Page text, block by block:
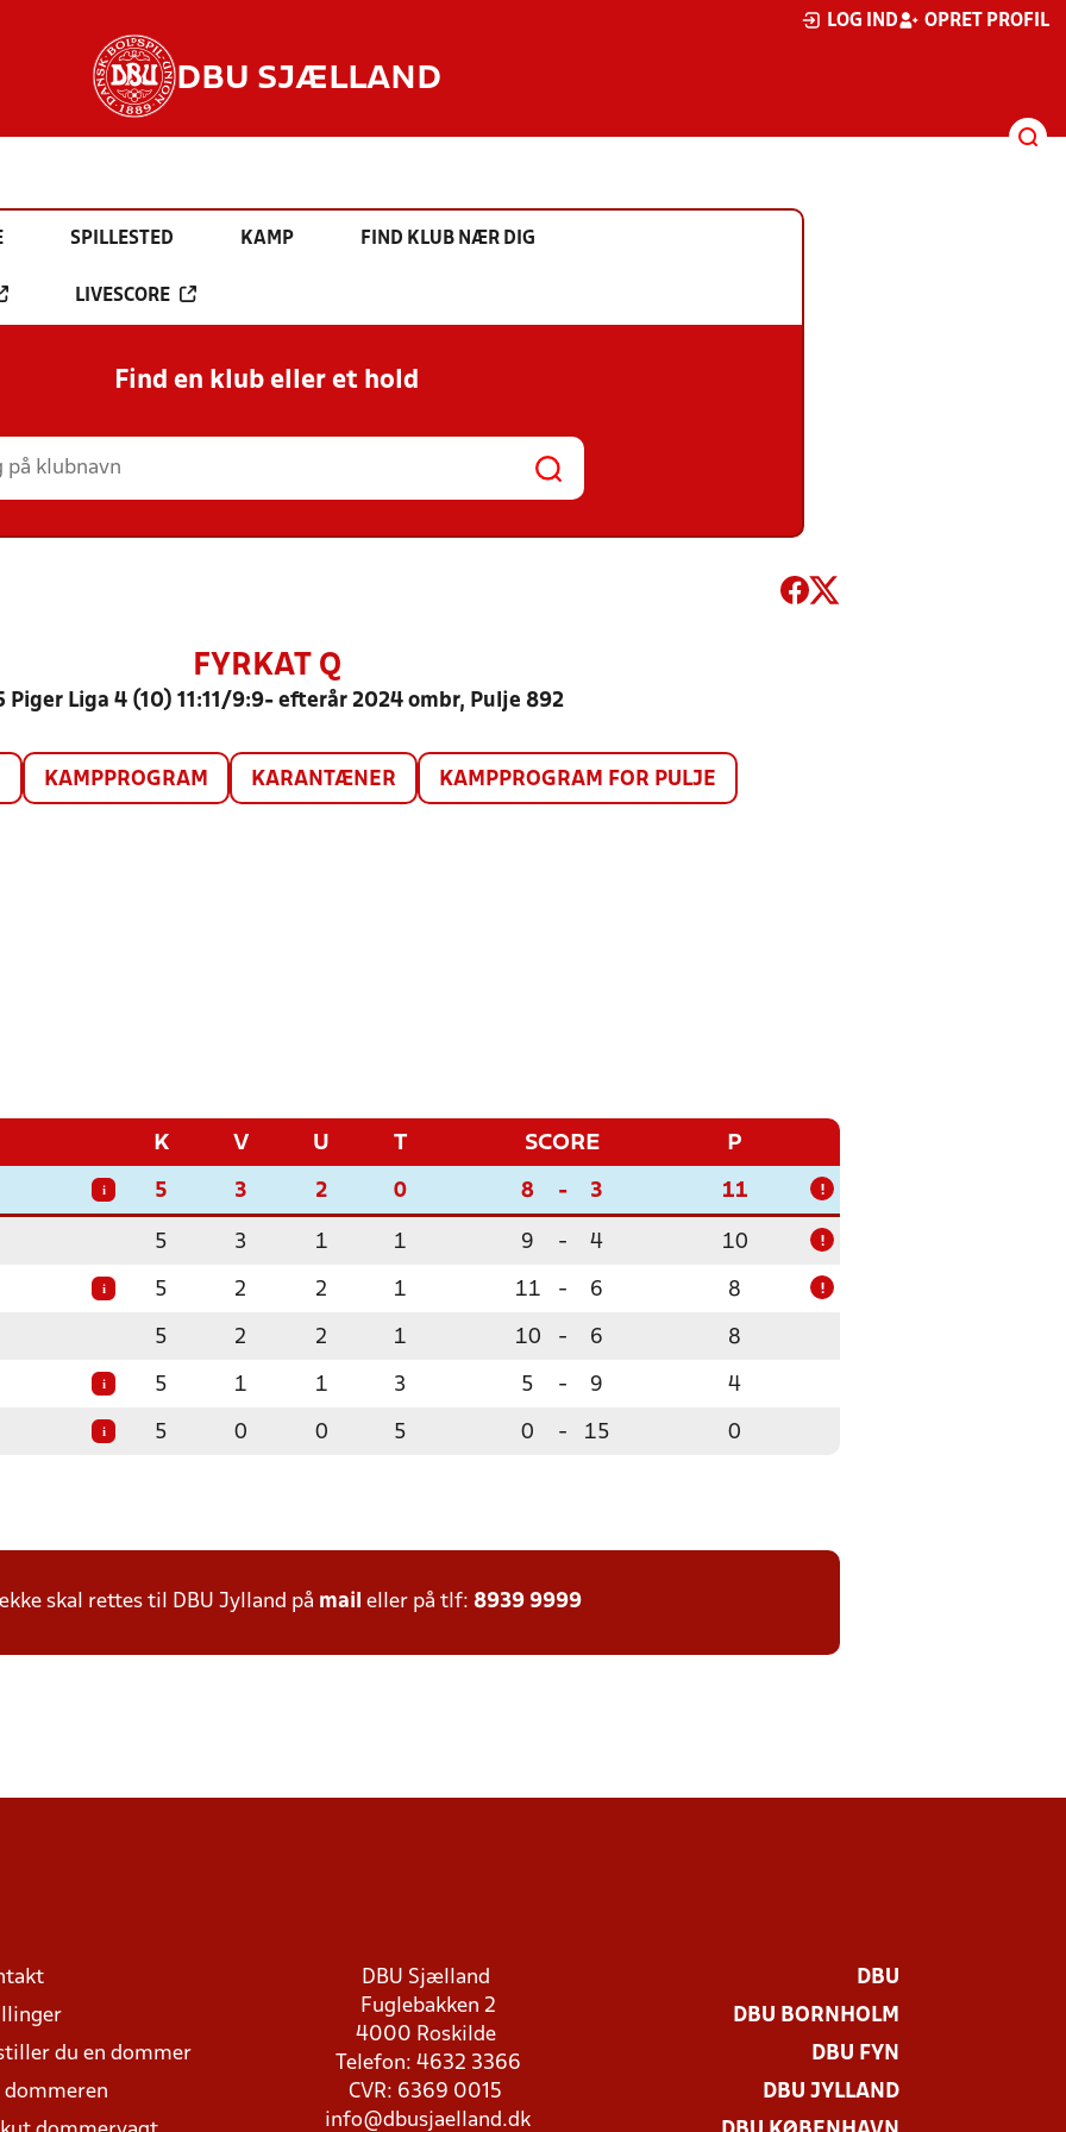
LOG IND OPRET PROFIL
DBU SJÆLLAND
SPILLESTED KAMP FIND KLUB NÆR DIG
LIVESCORE
Find en klub eller et hold
FYRKAT Q
Piger Liga 4 (10) 11:11/9:9- efterår 2024 ombr, Pulje 892
KAMPPROGRAM KARANTÆNER KAMPPROGRAM FOR PULJE
K V U T SCORE P
i 5 3 2 0 8 - 3 11 !
5 3 1 1 9 - 4 10 !
i 5 2 2 1 11 - 6 8 !
5 2 2 1 10 - 6 8
i 5 1 1 3 5 - 9 4
i 5 0 0 5 0 - 15 0
skal rettes til DBU Jylland på mail eller på tlf: 8939 9999
du en dommer
dommeren
DBU Sjælland
Fuglebakken 2
4000 Roskilde
Telefon: 4632 3366
CVR: 6369 0015
info@dbusjaelland.dk
DBU
DBU BORNHOLM
DBU FYN
DBU JYLLAND